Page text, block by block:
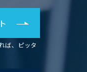
ば、ピッタ